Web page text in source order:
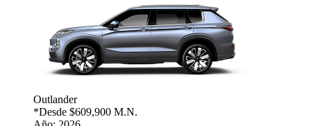
Outlander
*Desde $609,900 M.N.